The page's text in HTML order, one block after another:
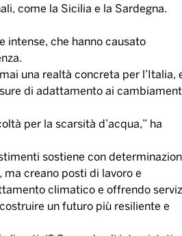
di vita ai cambiamenti
europea per gli investimenti.
importante che il paese si adatti
sulla necessità di
Per quasi tutti, il clima è la
rilevanti, tra cui intense
come la Sicilia e la Sardegna.
che hanno causato